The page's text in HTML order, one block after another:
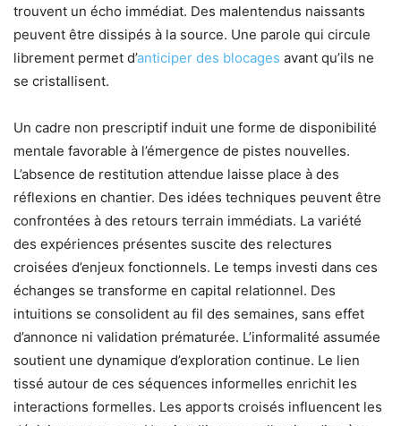
trouvent un écho immédiat. Des malentendus naissants
peuvent être dissipés à la source. Une parole qui circule
librement permet d’anticiper des blocages avant qu’ils ne
se cristallisent.
Un cadre non prescriptif induit une forme de disponibilité
mentale favorable à l’émergence de pistes nouvelles.
L’absence de restitution attendue laisse place à des
réflexions en chantier. Des idées techniques peuvent être
confrontées à des retours terrain immédiats. La variété
des expériences présentes suscite des relectures
croisées d’enjeux fonctionnels. Le temps investi dans ces
échanges se transforme en capital relationnel. Des
intuitions se consolident au fil des semaines, sans effet
d’annonce ni validation prématurée. L’informalité assumée
soutient une dynamique d’exploration continue. Le lien
tissé autour de ces séquences informelles enrichit les
interactions formelles. Les apports croisés influencent les